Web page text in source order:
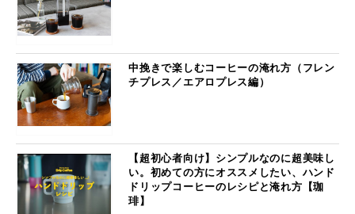
中挽きで楽しむコーヒーの淹れ方（フレン
チプレス／エアロプレス編）
【超初心者向け】シンプルなのに超美味し
い。初めての方にオススメしたい、ハンド
ドリップコーヒーのレシピと淹れ方【珈
琲】